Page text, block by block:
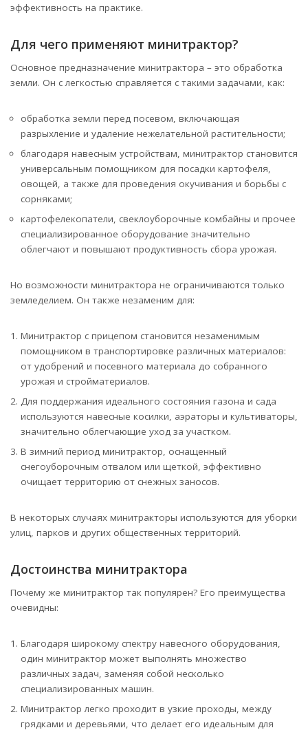
эффективность на практике.
Для чего применяют минитрактор?
Основное предназначение минитрактора – это обработка
земли. Он с легкостью справляется с такими задачами, как:
обработка земли перед посевом, включающая
разрыхление и удаление нежелательной растительности;
благодаря навесным устройствам, минитрактор становится
универсальным помощником для посадки картофеля,
овощей, а также для проведения окучивания и борьбы с
сорняками;
картофелекопатели, свеклоуборочные комбайны и прочее
специализированное оборудование значительно
облегчают и повышают продуктивность сбора урожая.
Но возможности минитрактора не ограничиваются только
земледелием. Он также незаменим для:
Минитрактор с прицепом становится незаменимым
помощником в транспортировке различных материалов:
от удобрений и посевного материала до собранного
урожая и стройматериалов.
Для поддержания идеального состояния газона и сада
используются навесные косилки, аэраторы и культиваторы,
значительно облегчающие уход за участком.
В зимний период минитрактор, оснащенный
снегоуборочным отвалом или щеткой, эффективно
очищает территорию от снежных заносов.
В некоторых случаях минитракторы используются для уборки
улиц, парков и других общественных территорий.
Достоинства минитрактора
Почему же минитрактор так популярен? Его преимущества
очевидны:
Благодаря широкому спектру навесного оборудования,
один минитрактор может выполнять множество
различных задач, заменяя собой несколько
специализированных машин.
Минитрактор легко проходит в узкие проходы, между
грядками и деревьями, что делает его идеальным для